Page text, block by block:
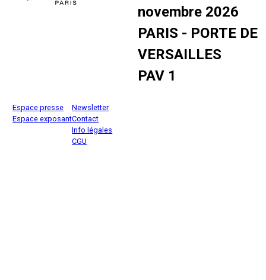
novembre 2026
PARIS - PORTE DE
VERSAILLES
PAV 1
Espace presse
Espace exposant
Newsletter
Contact
Info légales
CGU